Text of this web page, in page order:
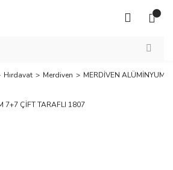
Hırdavat Merdiven MERDİVEN ALÜMİNYUM